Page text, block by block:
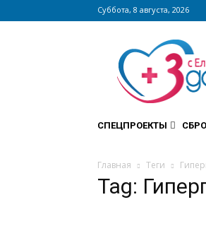
Суббота, 8 августа, 2026
Сайт
zdorovieinfo.ru
крупнейший
медицинский
интернет-
СПЕЦПРОЕКТЫ
Главная Теги
Tag: